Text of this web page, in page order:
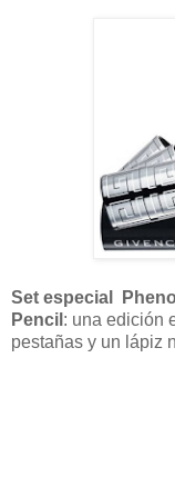
Set especial
Pencil : una edición
pestañas y un lápiz